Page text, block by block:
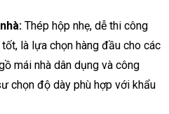
Thép hộp nhẹ, dễ thi công
là lựa chọn hàng đầu cho các
mái nhà dân dụng và công
chọn độ dày phù hợp với khẩu